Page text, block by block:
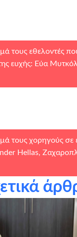
τους εθελοντές
ευχής: Εύα
τους χορηγούς σε
Hellas,
τους